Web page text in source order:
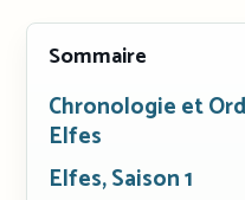
Sommaire
Chronologie et
Elfes
Elfes, Saison 1